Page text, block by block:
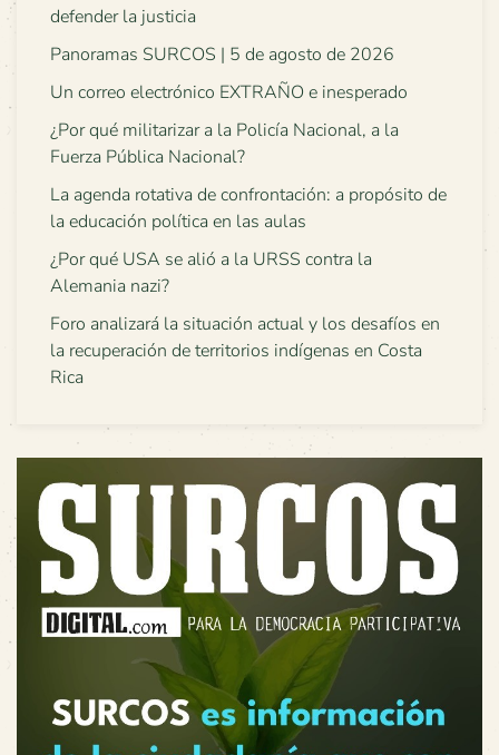
defender la justicia
Panoramas SURCOS | 5 de agosto de 2026
Un correo electrónico EXTRAÑO e inesperado
¿Por qué militarizar a la Policía Nacional, a la
Fuerza Pública Nacional?
La agenda rotativa de confrontación: a propósito de
la educación política en las aulas
¿Por qué USA se alió a la URSS contra la
Alemania nazi?
Foro analizará la situación actual y los desafíos en
la recuperación de territorios indígenas en Costa
Rica